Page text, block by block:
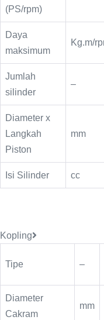
(PS/rpm)
Daya
maksimum
Kg.m/
Jumlah
silinder
–
Diameter x
Langkah
Piston
mm
Isi Silinder cc
Kopling
Tipe –
Diameter
Cakram
mm